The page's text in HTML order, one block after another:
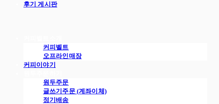
후기 게시판
커피벨트
오프라인매장
커피이야기
원두주문
글쓰기주문 (계좌이체)
정기배송